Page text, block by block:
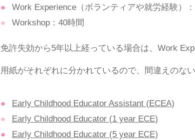
Work Experience（ボランティアや就労経験）
Workshop：40時間
免許失効から5年以上経っている場合は、Work
用紙がそれぞれに分かれているので、間違えのな
Early Childhood Educator Assistant (ECEA)
Early Childhood Educator (1 year ECE)
Early Childhood Educator (5 year ECE)